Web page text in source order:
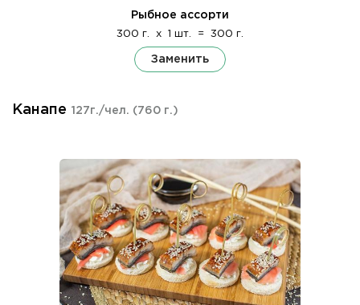
Рыбное ассорти
300 г. x 1 шт. = 300 г.
Заменить
Канапе 127г./чел. (760 г.)